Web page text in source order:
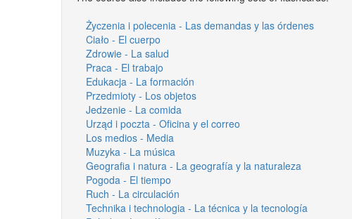
Życzenia i polecenia - Las demandas y las órdenes
Ciało - El cuerpo
Zdrowie - La salud
Praca - El trabajo
Edukacja - La formación
Przedmioty - Los objetos
Jedzenie - La comida
Urząd i poczta - Oficina y el correo
Los medios - Media
Muzyka - La música
Geografia i natura - La geografía y la naturaleza
Pogoda - El tiempo
Ruch - La circulación
Technika i technologia - La técnica y la tecnología